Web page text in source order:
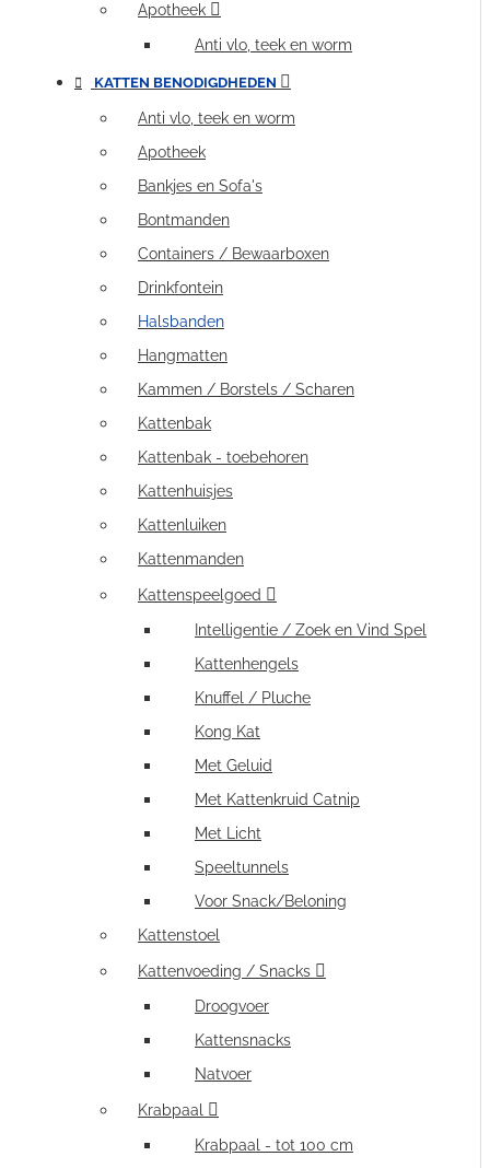
Apotheek
Anti vlo, teek en worm
KATTEN BENODIGDHEDEN
Anti vlo, teek en worm
Apotheek
Bankjes en Sofa's
Bontmanden
Containers / Bewaarboxen
Drinkfontein
Halsbanden
Hangmatten
Kammen / Borstels / Scharen
Kattenbak
Kattenbak - toebehoren
Kattenhuisjes
Kattenluiken
Kattenmanden
Kattenspeelgoed
Intelligentie / Zoek en Vind Spel
Kattenhengels
Knuffel / Pluche
Kong Kat
Met Geluid
Met Kattenkruid Catnip
Met Licht
Speeltunnels
Voor Snack/Beloning
Kattenstoel
Kattenvoeding / Snacks
Droogvoer
Kattensnacks
Natvoer
Krabpaal
Krabpaal - tot 100 cm